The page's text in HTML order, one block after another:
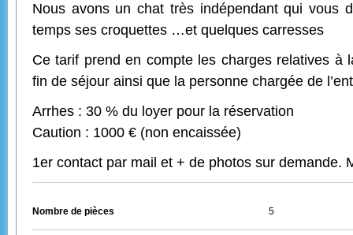
Nous avons un chat très indépendant qui vous
temps ses croquettes …et quelques carresses
Ce tarif prend en compte les charges relatives à
fin de séjour ainsi que la personne chargée de
Arrhes : 30 % du loyer pour la réservation
Caution : 1000 € (non encaissée)
1er contact par mail et + de photos sur demande.
Nombre de pièces 5